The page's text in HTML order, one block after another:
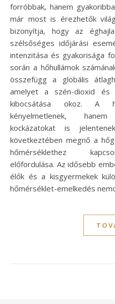
forróbbak, hanem
már most is érezhetők
bizonyítja, hogy az
szélsőséges időjárási
intenzitása és gyakorisága
során a hőhullámok
összefügg a globális
amelyet a szén-dioxid és
kibocsátása okoz. A
kényelmetlenek,
kockázatokat is
következtében megnő a
hőmérséklethez
előfordulása. Az idősebb
élők és a kisgyermekek
hőmérséklet-emelkedés